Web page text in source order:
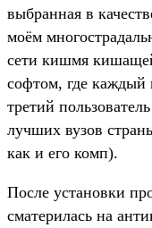
выбранная в
моём
сети кишмя
софтом, где каждый
третий
лучших вузов
как и его комп).
После установки
сматерилась на